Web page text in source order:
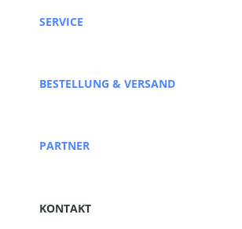
SERVICE
BESTELLUNG & VERSAND
PARTNER
KONTAKT